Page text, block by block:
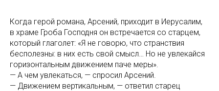
Когда герой романа, Арсений, приходит в Иерусалим,
в храме Гроба Господня он встречается со старцем,
который глаголет: «Я не говорю, что странствия
бесполезны: в них есть свой смысл… Но не увлекайся
горизонтальным движением паче меры».
— А чем увлекаться, — спросил Арсений.
— Движением вертикальным, — ответил старец